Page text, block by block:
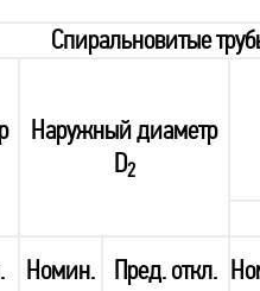
Спиральновитые
Наружный диаметр
D2
Номин. Пред. откл.